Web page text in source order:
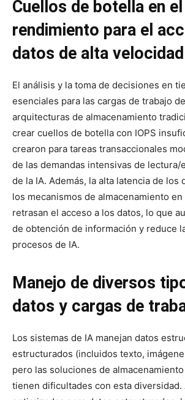
Cuellos de botella en el
rendimiento para el
datos de alta velocidad
El análisis y la toma de decisiones en
esenciales para las cargas de trabajo
arquitecturas de almacenamiento
crear cuellos de botella con IOPS
crearon para tareas transaccionales
de las demandas intensivas de lectura/
de la IA. Además, la alta latencia de los
los mecanismos de almacenamiento
retrasan el acceso a los datos, lo que
de obtención de información y reduce
procesos de IA.
Manejo de diversos
datos y cargas de
Los sistemas de IA manejan datos
estructurados (incluidos texto,
pero las soluciones de
tienen dificultades con esta diversidad.